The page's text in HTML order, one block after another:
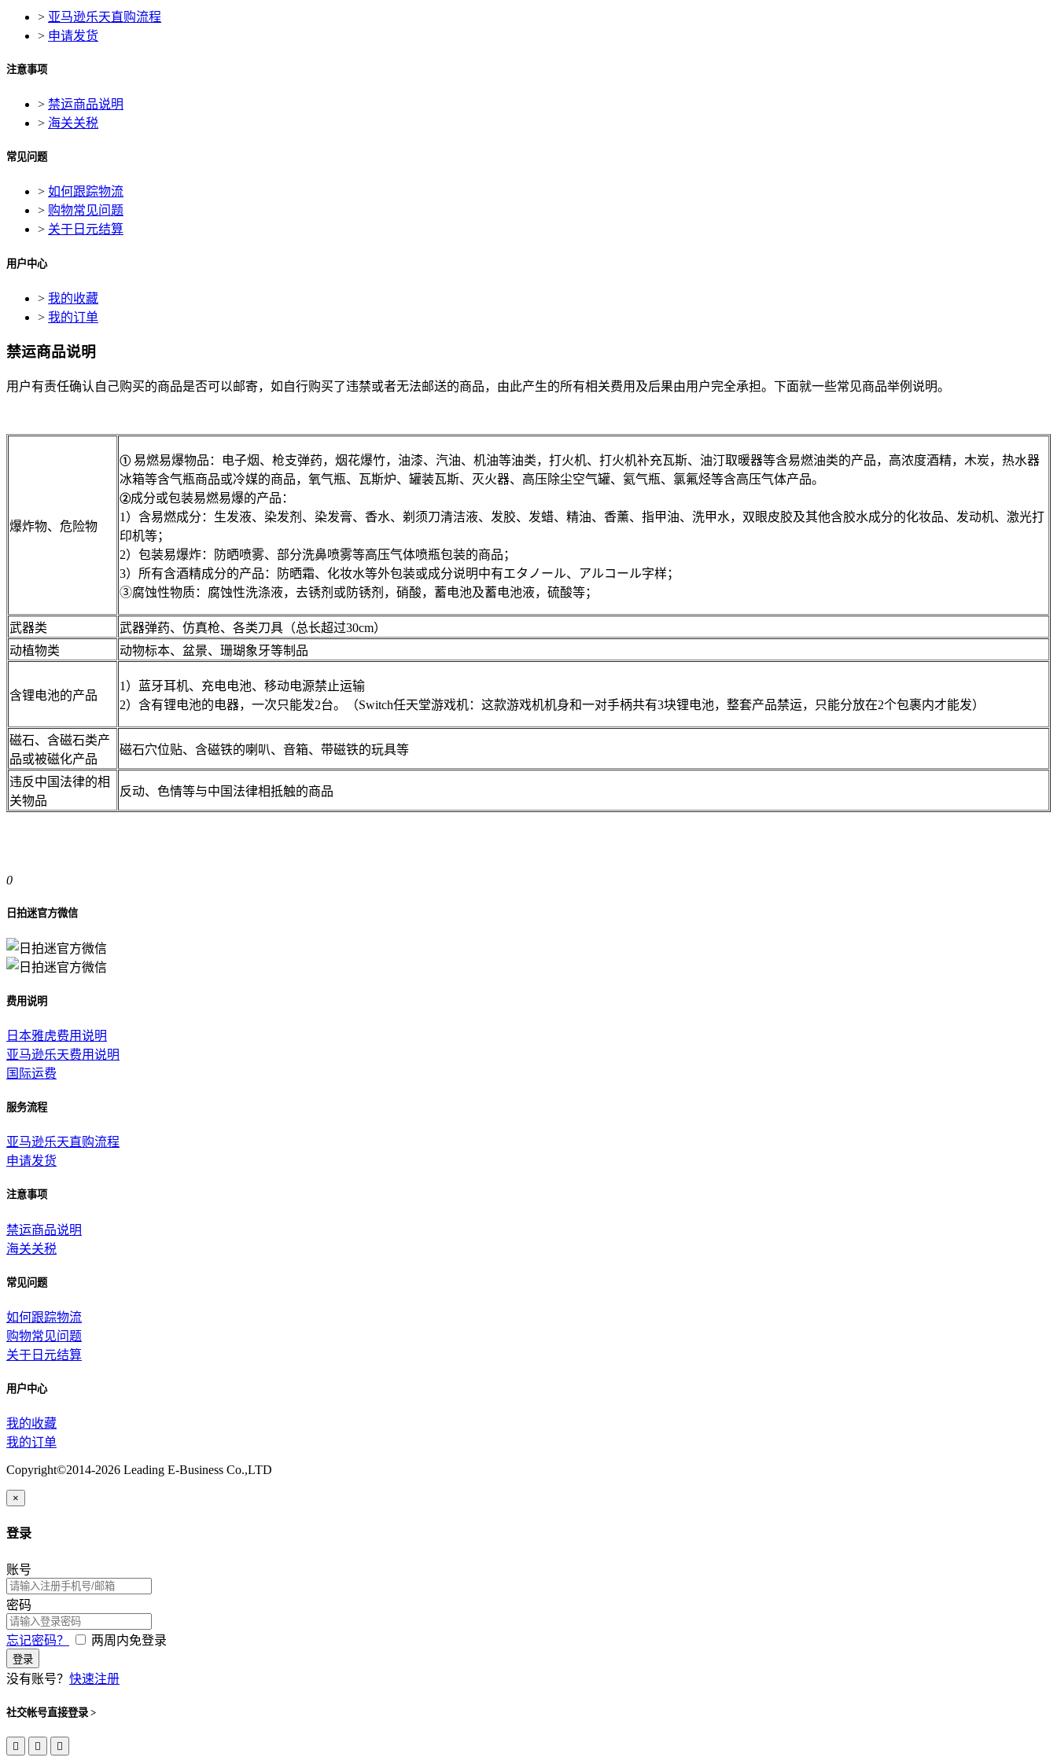
> 亚马逊乐天直购流程
> 申请发货
注意事项
> 禁运商品说明
> 海关关税
常见问题
> 如何跟踪物流
> 购物常见问题
> 关于日元结算
用户中心
> 我的收藏
> 我的订单
禁运商品说明
用户有责任确认自己购买的商品是否可以邮寄，如自行购买了违禁或者无法邮送的商品，由此产生的所有相关费用及后果由用户完全承担。下面就一些常见商品举例说明。
爆炸物、危险物
① 易燃易爆物品：电子烟、枪支弹药，烟花爆竹，油漆、汽油、机油等油类，打火机、打火机补充瓦斯、油汀取暖器等含易燃油类的产品，高浓度酒精，木炭，热水器
冰箱等含气瓶商品或冷媒的商品，氧气瓶、瓦斯炉、罐装瓦斯、灭火器、高压除尘空气罐、氦气瓶、氯氟烃等含高压气体产品。
②成分或包装易燃易爆的产品：
1）含易燃成分：生发液、染发剂、染发膏、香水、剃须刀清洁液、发胶、发蜡、精油、香薰、指甲油、洗甲水，双眼皮胶及其他含胶水成分的化妆品、发动机、激光打
印机等；
2）包装易爆炸：防晒喷雾、部分洗鼻喷雾等高压气体喷瓶包装的商品；
3）所有含酒精成分的产品：防晒霜、化妆水等外包装或成分说明中有エタノール、アルコール字样；
③腐蚀性物质：腐蚀性洗涤液，去锈剂或防锈剂，硝酸，蓄电池及蓄电池液，硫酸等；
武器类
武器弹药、仿真枪、各类刀具（总长超过30cm）
动植物类
动物标本、盆景、珊瑚象牙等制品
含锂电池的产品
1）蓝牙耳机、充电电池、移动电源禁止运输
2）含有锂电池的电器，一次只能发2台。（Switch任天堂游戏机：这款游戏机机身和一对手柄共有3块锂电池，整套产品禁运，只能分放在2个包裹内才能发）
磁石、含磁石类产
品或被磁化产品
磁石穴位贴、含磁铁的喇叭、音箱、带磁铁的玩具等
违反中国法律的相
关物品
反动、色情等与中国法律相抵触的商品
0
日拍迷官方微信
费用说明
日本雅虎费用说明
亚马逊乐天费用说明
国际运费
服务流程
亚马逊乐天直购流程
申请发货
注意事项
禁运商品说明
海关关税
常见问题
如何跟踪物流
购物常见问题
关于日元结算
用户中心
我的收藏
我的订单
Copyright©2014-2026 Leading E-Business Co.,LTD
×
登录
账号
密码
忘记密码？ 两周内免登录
登录
没有账号？ 快速注册
社交帐号直接登录 >
  